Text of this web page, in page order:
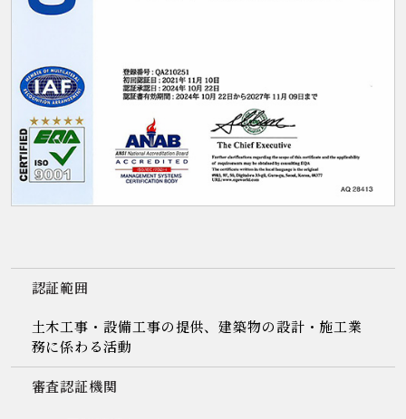
認証範囲
土木工事・設備工事の提供、建築物の設計・施工業
務に係わる活動
審査認証機関